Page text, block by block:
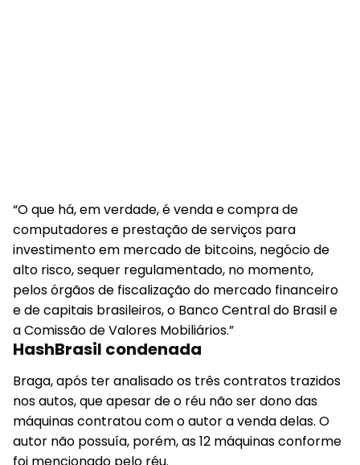
“O que há, em verdade, é venda e compra de
computadores e prestação de serviços para
investimento em mercado de bitcoins, negócio de
alto risco, sequer regulamentado, no momento,
pelos órgãos de fiscalização do mercado financeiro
e de capitais brasileiros, o Banco Central do Brasil e
a Comissão de Valores Mobiliários.”
HashBrasil condenada
Braga, após ter analisado os três contratos trazidos
nos autos, que apesar de o réu não ser dono das
máquinas contratou com o autor a venda delas. O
autor não possuía, porém, as 12 máquinas conforme